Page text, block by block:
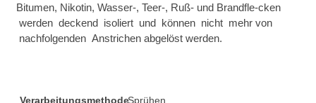
Bitumen, Nikotin, Wasser-, Teer-, Ruß- und Brandfle-cken
werden deckend isoliert und können nicht mehr von
nachfolgenden Anstrichen abgelöst werden.
VerarbeitungsmethodeSprühen